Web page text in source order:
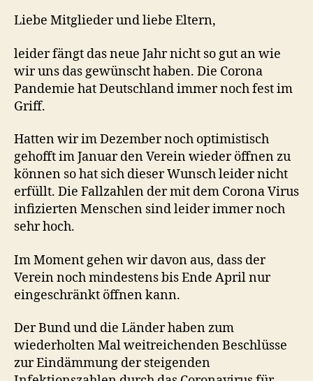
Liebe Mitglieder und liebe Eltern,
leider fängt das neue Jahr nicht so gut an wie
wir uns das gewünscht haben. Die Corona
Pandemie hat Deutschland immer noch fest im
Griff.
Hatten wir im Dezember noch optimistisch
gehofft im Januar den Verein wieder öffnen zu
können so hat sich dieser Wunsch leider nicht
erfüllt. Die Fallzahlen der mit dem Corona Virus
infizierten Menschen sind leider immer noch
sehr hoch.
Im Moment gehen wir davon aus, dass der
Verein noch mindestens bis Ende April nur
eingeschränkt öffnen kann.
Der Bund und die Länder haben zum
wiederholten Mal weitreichenden Beschlüsse
zur Eindämmung der steigenden